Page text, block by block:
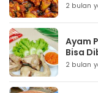
2 bulan
Ayam
Bisa
2 bulan